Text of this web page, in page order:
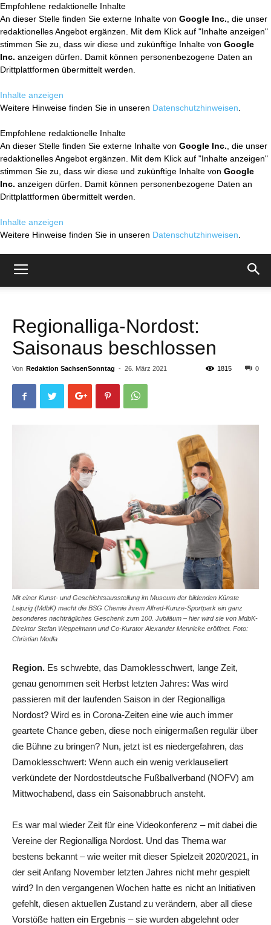
Empfohlene redaktionelle Inhalte
An dieser Stelle finden Sie externe Inhalte von Google Inc. , die unser
redaktionelles Angebot ergänzen. Mit dem Klick auf "Inhalte anzeigen"
stimmen Sie zu, dass wir diese und zukünftige Inhalte von Google
Inc. anzeigen dürfen. Damit können personenbezogene Daten an
Drittplattformen übermittelt werden.
Inhalte anzeigen
Weitere Hinweise finden Sie in unseren Datenschutzhinweisen
Empfohlene redaktionelle Inhalte
An dieser Stelle finden Sie externe Inhalte von Google Inc. , die unser
redaktionelles Angebot ergänzen. Mit dem Klick auf "Inhalte anzeigen"
stimmen Sie zu, dass wir diese und zukünftige Inhalte von Google
Inc. anzeigen dürfen. Damit können personenbezogene Daten an
Drittplattformen übermittelt werden.
Inhalte anzeigen
Weitere Hinweise finden Sie in unseren Datenschutzhinweisen
Regionalliga-Nordost:
Saisonaus beschlossen
Von Redaktion SachsenSonntag - 26. März 2021 0
1815
Mit einer Kunst- und Geschichtsausstellung im Museum der bildenden Künste
Leipzig (MdbK) macht die BSG Chemie ihrem Alfred-Kunze-Sportpark ein ganz
besonderes nachträgliches Geschenk zum 100. Jubiläum – hier wird sie von MdbK-
Direktor Stefan Weppelmann und Co-Kurator Alexander Mennicke eröffnet. Foto:
Christian Modla
Region. Es schwebte, das Damoklesschwert, lange Zeit,
genau genommen seit Herbst letzten Jahres: Was wird
passieren mit der laufenden Saison in der Regionalliga
Nordost? Wird es in Corona-Zeiten eine wie auch immer
geartete Chance geben, diese noch einigermaßen regulär über
die Bühne zu bringen? Nun, jetzt ist es niedergefahren, das
Damoklesschwert: Wenn auch ein wenig verklauseliert
verkündete der Nordostdeutsche Fußballverband (NOFV) am
Mittwochabend, dass ein Saisonabbruch ansteht.
Es war mal wieder Zeit für eine Videokonferenz – mit dabei die
Vereine der Regionalliga Nordost. Und das Thema war
bestens bekannt – wie weiter mit dieser Spielzeit 2020/2021, in
der seit Anfang November letzten Jahres nicht mehr gespielt
wird? In den vergangenen Wochen hatte es nicht an Initiativen
gefehlt, diesen aktuellen Zustand zu verändern, aber all diese
Vorstöße hatten ein Ergebnis – sie wurden abgelehnt oder